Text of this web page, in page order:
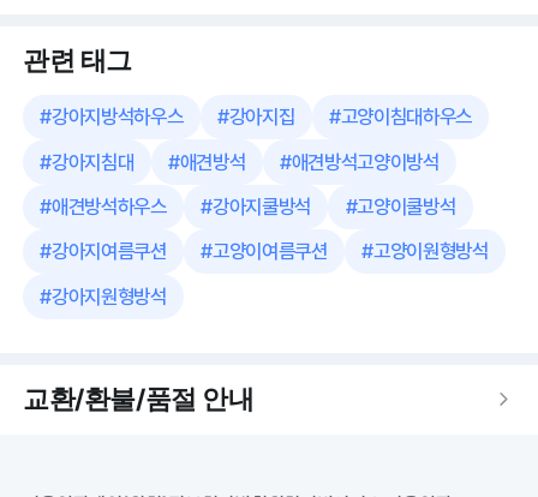
관련 태그
#강아지방석하우스 #강아지집 #고양이침대하우스
#강아지침대 #애견방석 #애견방석고양이방석
#애견방석하우스 #강아지쿨방석 #고양이쿨방석
#강아지여름쿠션 #고양이여름쿠션 #고양이원형방석
#강아지원형방석
교환/환불/품절 안내